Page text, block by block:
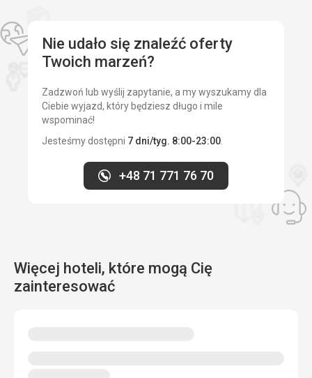
Nie udało się znaleźć oferty
Twoich marzeń?
Zadzwoń lub wyślij zapytanie, a my wyszukamy dla
Ciebie wyjazd, który będziesz długo i mile
wspominać!
Jesteśmy dostępni 7 dni/tyg. 8:00-23:00
+48 71 771 76 70
Więcej hoteli, które mogą Cię
zainteresować